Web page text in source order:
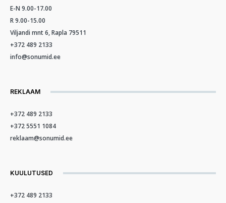
E-N 9.00-17.00
R 9.00-15.00
Viljandi mnt 6, Rapla 79511
+372 489 2133
info@sonumid.ee
REKLAAM
+372 489 2133
+372 5551 1084
reklaam@sonumid.ee
KUULUTUSED
+372 489 2133